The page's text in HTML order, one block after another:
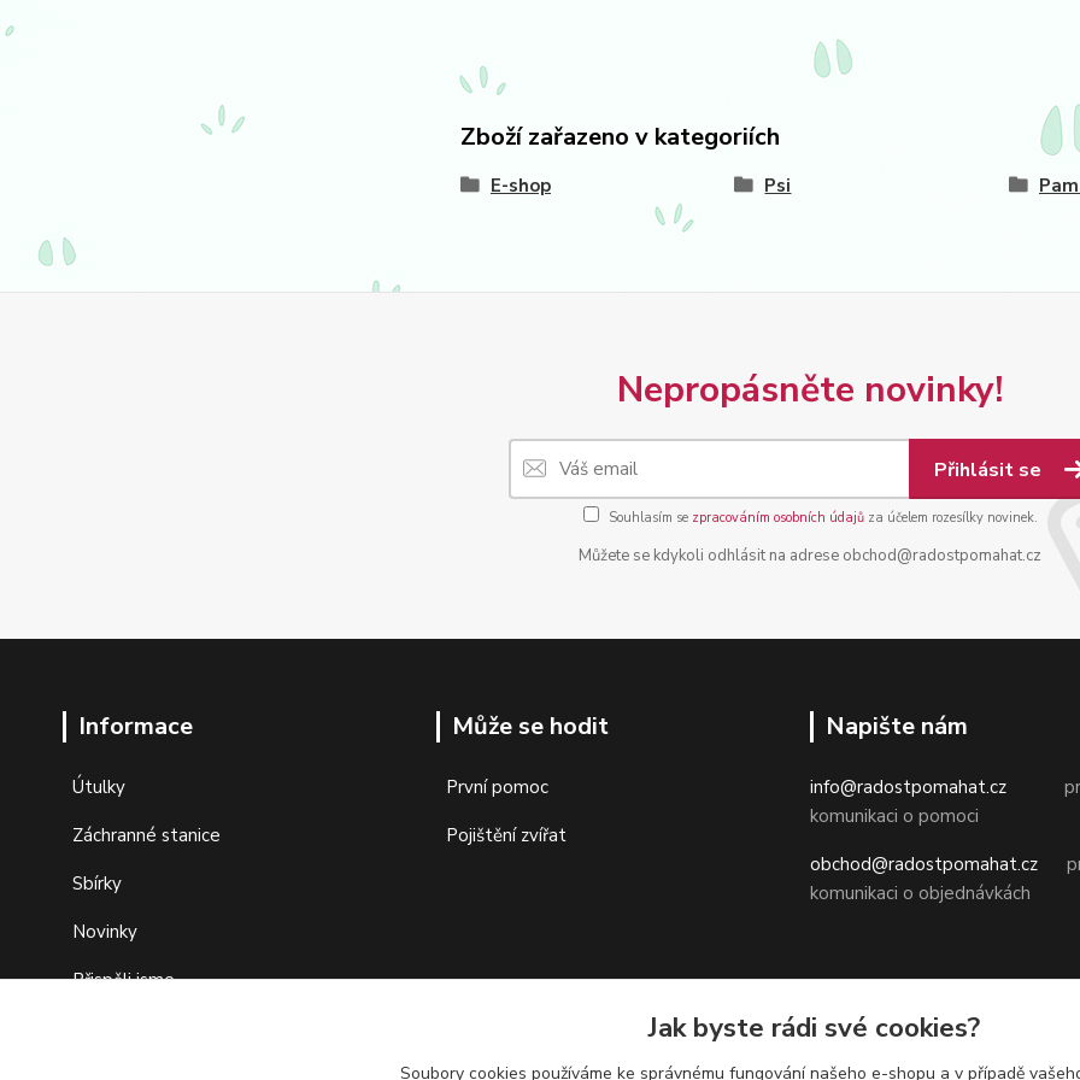
Zboží zařazeno v kategoriích
E-shop Psi
Nepropásněte novinky!
Přihlásit se
Souhlasím se zpracováním osobních údajůza účelem rozesílky novinek.
Můžete se kdykoli odhlásit na adrese obchod@radostpomahat.cz
Informace
Útulky
Záchranné stanice
Sbírky
Novinky
Přispěli jsme
Může se hodit
První pomoc
Pojištění zvířat
Napište nám
info@radostpomahat.cz
komunikaci o pomoci
obchod@radostpomahat.cz
komunikaci o objednávkách
Ochrana osobních údajů
Jak byste rádi své cookies?
Soubory cookies používáme ke správnému fungování našeho e-shopu a v případě